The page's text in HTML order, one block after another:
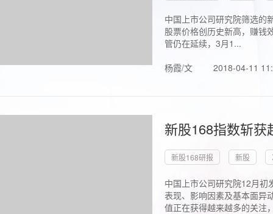
中国上市公司研究院筛选的
股票价格创历史新高，赚钱
管仍在延续，3月1...
杨霞/文
2018-04-11
新股168指数斩
新股168研报 新股
中国上市公司研究院12月初
表现、影响因素及基本面异
值正在获得越来越多的关注